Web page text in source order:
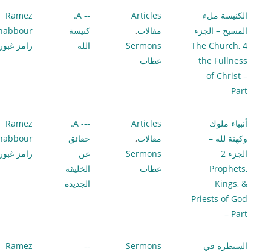
الكنيسة ملء
المسيح – الجزء
4 The Church,
the Fullness
of Christ –
Part
Articles
مقالات,
Sermons
عظات
-- A.
كنيسة
الله
Ramez
رامز
أنبياء ملوك
وكهنة لله –
الجزء 2
Prophets,
Kings, &
Priests of God
– Part
Articles
مقالات,
Sermons
عظات
--- A.
حقائق
عن
الخليقة
الجديدة
Ramez
رامز
السيطرة في
Sermons
--
Ramez